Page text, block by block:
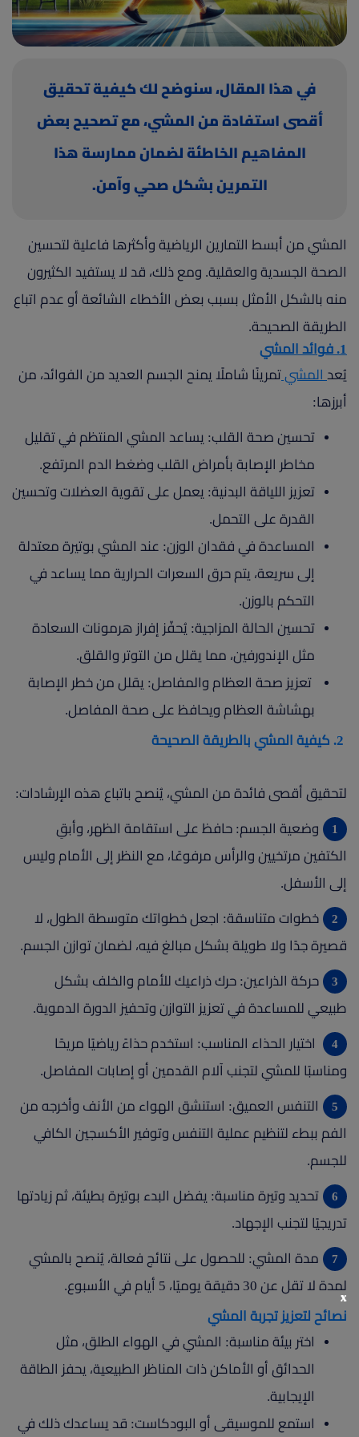
أعلن معنا(current)
في هذا المقال، سنوضح لك كيفية تحقيق
أقصى استفادة من المشي، مع تصحيح بعض
المفاهيم الخاطئة لضمان ممارسة هذا
التمرين بشكل صحي وآمن.
المشي من أبسط التمارين الرياضية وأكثرها فاعلية لتحسين
الصحة الجسدية والعقلية. ومع ذلك، قد لا يستفيد الكثيرون
منه بالشكل الأمثل بسبب بعض الأخطاء الشائعة أو عدم اتباع
الطريقة الصحيحة.
1. فوائد المشي
يُعد المشي تمرينًا شاملًا يمنح الجسم العديد من الفوائد، من
أبرزها:
تحسين صحة القلب: يساعد المشي المنتظم في تقليل
مخاطر الإصابة بأمراض القلب وضغط الدم المرتفع.
تعزيز اللياقة البدنية: يعمل على تقوية العضلات وتحسين
القدرة على التحمل.
المساعدة في فقدان الوزن: عند المشي بوتيرة معتدلة
إلى سريعة، يتم حرق السعرات الحرارية مما يساعد في
التحكم بالوزن.
تحسين الحالة المزاجية: يُحفّز إفراز هرمونات السعادة
مثل الإندورفين، مما يقلل من التوتر والقلق.
تعزيز صحة العظام والمفاصل: يقلل من خطر الإصابة
بهشاشة العظام ويحافظ على صحة المفاصل.
لتحقيق أقصى فائدة من المشي، يُنصح باتباع هذه الإرشادات:
وضعية الجسم: حافظ على استقامة الظهر، وأبقِ
الكتفين مرتخيين والرأس مرفوعًا، مع النظر إلى الأمام وليس
إلى الأسفل.
خطوات متناسقة: اجعل خطواتك متوسطة الطول، لا
قصيرة جدًا ولا طويلة بشكل مبالغ فيه، لضمان توازن الجسم.
حركة الذراعين: حرك ذراعيك للأمام والخلف بشكل
طبيعي للمساعدة في تعزيز التوازن وتحفيز الدورة الدموية.
اختيار الحذاء المناسب: استخدم حذاءً رياضيًا مريحًا
ومناسبًا للمشي لتجنب آلام القدمين أو إصابات المفاصل.
التنفس العميق: استنشق الهواء من الأنف وأخرجه من
الفم ببطء لتنظيم عملية التنفس وتوفير الأكسجين الكافي
للجسم.
تحديد وتيرة مناسبة: يفضل البدء بوتيرة بطيئة، ثم زيادتها
تدريجيًا لتجنب الإجهاد.
مدة المشي: للحصول على نتائج فعالة، يُنصح بالمشي
لمدة لا تقل عن 30 دقيقة يوميًا، 5 أيام في الأسبوع.
نصائح لتعزيز تجربة المشي
اختر بيئة مناسبة: المشي في الهواء الطلق، مثل
الحدائق أو الأماكن ذات المناظر الطبيعية، يحفز الطاقة
الإيجابية.
استمع للموسيقى أو البودكاست: قد يساعدك ذلك في
x